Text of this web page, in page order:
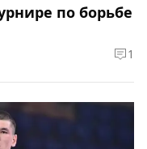
по борьбе
1